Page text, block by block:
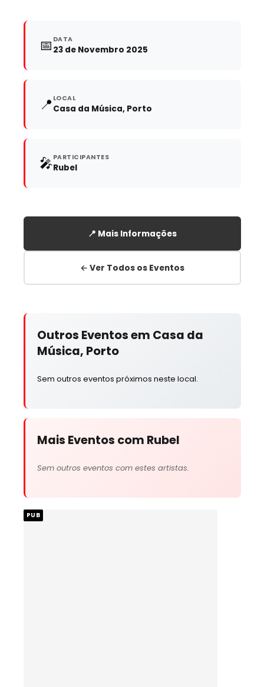
📅 DATA
23 de Novembro 2025
📍 LOCAL
Casa da Música, Porto
🎤PARTICIPANTES
Rubel
📍 Mais Informações
← Ver Todos os Eventos
Outros Eventos em Casa da
Música, Porto
Sem outros eventos próximos neste local.
Mais Eventos com Rubel
Sem outros eventos com estes artistas.
PUB